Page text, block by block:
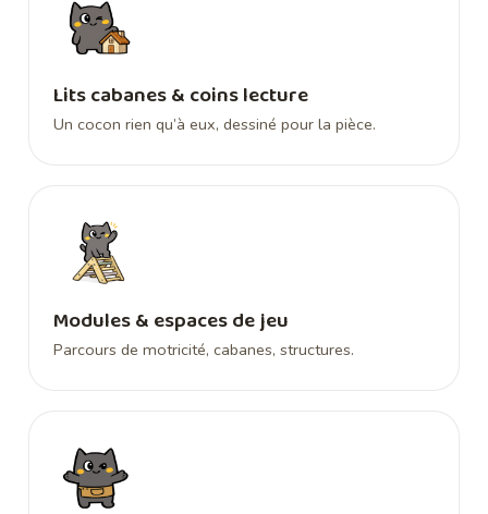
Lits cabanes & coins lecture
Un cocon rien qu’à eux, dessiné pour la pièce.
Modules & espaces de jeu
Parcours de motricité, cabanes, structures.